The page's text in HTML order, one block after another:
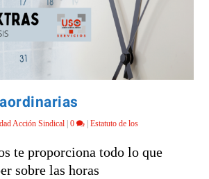
Acción Sindical |0 |Estatuto de los
te proporciona todo lo que
sobre las horas